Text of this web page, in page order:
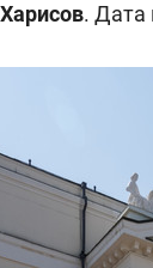
. Дата
волной: как